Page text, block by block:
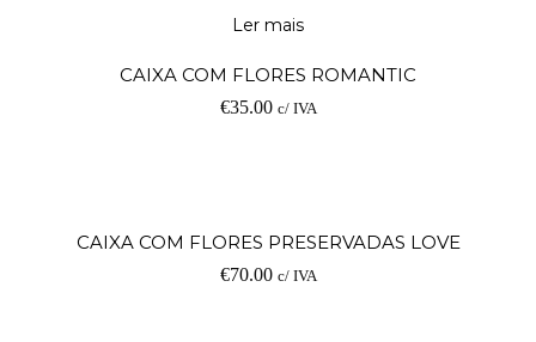
Ler mais
CAIXA COM FLORES ROMANTIC
€35.00 c/ IVA
CAIXA COM FLORES PRESERVADAS LOVE
€70.00 c/ IVA